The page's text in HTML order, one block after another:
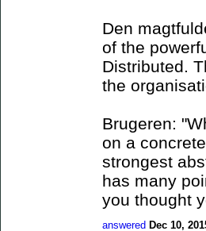
Den
of the
Distributed.
the
Brugeren:
on a
strongest
has many
you thought
answered Dec 10,